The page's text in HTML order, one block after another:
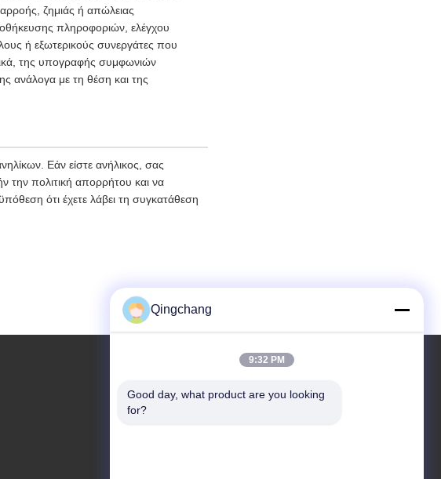
ζημιάς ή απώλειας
πληροφοριών, ελέγχου
ή εξωτερικούς συνεργάτες που
της υπογραφής συμφωνιών
ανάλογα με τη θέση και της
Εάν είστε ανήλικος, σας
την πολιτική απορρήτου και να
ότι έχετε λάβει τη συγκατάθεση
Η Διεύθυνσή Μας
Qingchang
9:32 PM
Good day, what product are you looking
for?